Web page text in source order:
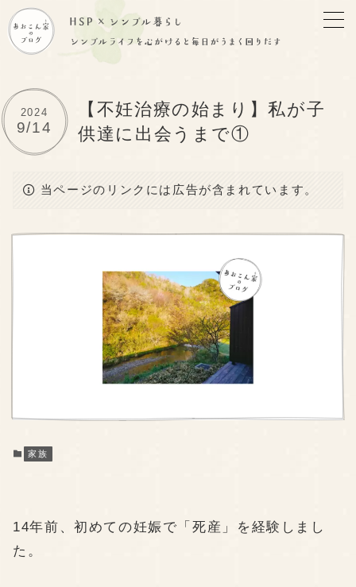
【不妊治療の始まり】私が子
供達に出会うまで①
2024
9/14
当ページのリンクには広告が含まれています。
家族
14年前、初めての妊娠で「死産」を経験しまし
た。